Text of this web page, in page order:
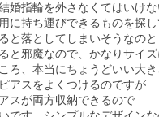
婚指輪を外さなくてはいけ
に持ち運びできるものを探
と落としてしまいそうなのと
と邪魔なので、かなりサイ
ろ、本当にちょうどいい大
アスをよくつけるのですが
スが両方収納できるので